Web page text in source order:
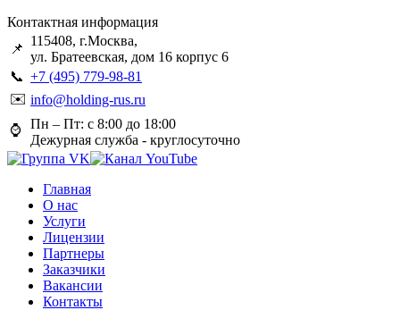
Контактная информация
📌
115408, г.Москва,
ул. Братеевская, дом 16 корпус 6
📞 +7 (495) 779-98-81
✉️ info@holding-rus.ru
⌚️ Пн – Пт: с 8:00 до 18:00
Дежурная служба - круглосуточно
Главная
О нас
Услуги
Лицензии
Партнеры
Заказчики
Вакансии
Контакты